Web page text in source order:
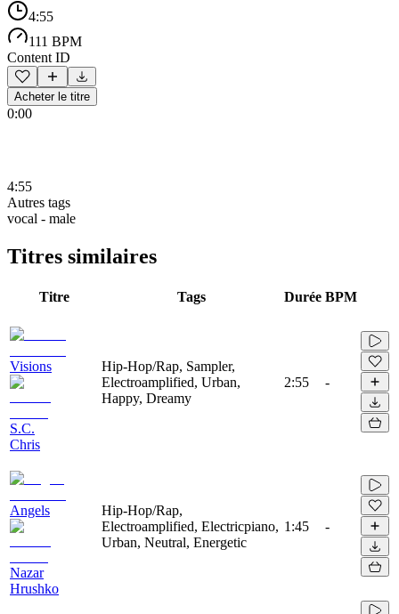
4:55
111 BPM
Content ID
Acheter le titre
0:00
4:55
Autres tags
vocal - male
Titres similaires
Titre Tags Durée BPM
Visions
S.C.
Chris
Hip-Hop/Rap, Sampler,
Electroamplified, Urban,
Happy, Dreamy
2:55 -
Angels
Nazar
Hrushko
Hip-Hop/Rap,
Electroamplified, Electricpiano,
Urban, Neutral, Energetic
1:45 -